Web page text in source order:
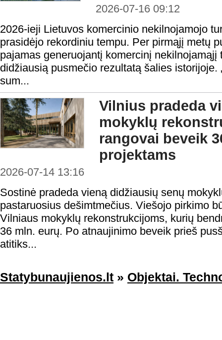
2026-07-16 09:12
2026-ieji Lietuvos komercinio nekilnojamojo
prasidėjo rekordiniu tempu. Per pirmąjį metų
pajamas generuojantį komercinį
didžiausią pusmečio rezultatą šalies istorijoje.
sum...
Vilnius pradeda
mokyklų
rangovai beveik
projektams
2026-07-14 13:16
Sostinė pradeda vieną didžiausių senų
pastaruosius dešimtmečius. Viešojo pirkimo
Vilniaus mokyklų rekonstrukcijoms, kurių
36 mln. eurų. Po atnaujinimo beveik prieš
atitiks...
Statybunaujienos.lt » Objektai.